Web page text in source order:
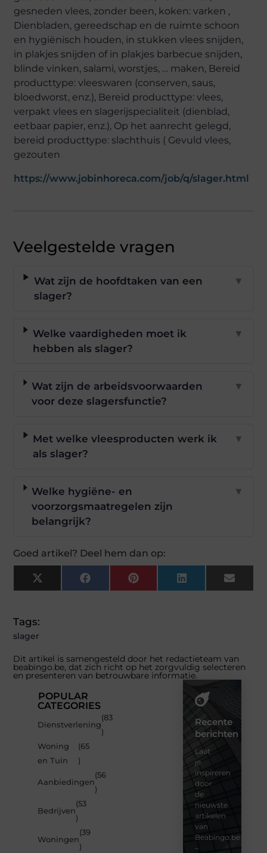
gesneden vlees, zonder been, koken: varken ,
Dienbladen, gereedschap en de ruimte schoon
en hygiënisch houden, in stukken vlees snijden,
in plakjes snijden of in plakjes barbecue snijden,
blinde vinken, salami, worstjes, … maken, Bereid
producttype: vleeswaren (conserven, saus,
bloedworst, enz.), Bereid producttype: vlees,
verpakt vlees en slagerijspecialiteit (dienblad,
eetbaar papier, enz.), Op het aanrecht gelegd,
bereid producttype: slachthuis ( Gevuld vlees,
gezouten
https://www.jobinhoreca.com/job/q/slager.html
Veelgestelde vragen
Wat zijn de hoofdtaken van een
slager?
▼
Welke vaardigheden moet ik
hebben als slager?
▼
Wat zijn de arbeidsvoorwaarden
voor deze slagersfunctie?
▼
Met welke vleesproducten werk ik
als slager?
▼
Welke hygiëne- en
voorzorgsmaatregelen zijn
belangrijk?
▼
Goed artikel? Deel hem dan op:
X
(Twitter)
FacebookPinterestLinkedInEmail
Tags:
slager
Dit artikel is samengesteld door het redactieteam van
beabingo.be, dat zich richt op het zorgvuldig selecteren
en presenteren van betrouwbare informatie.
POPULAR
CATEGORIES
Dienstverlening
(83
)
Woning
en Tuin
(65
)
Aanbiedingen
(56
)
Bedrijven
(53
)
Woningen
(39
)
Recente
berichten
Laat
je
inspireren
door
de
nieuwste
artikelen
van
Beabingo.be
–